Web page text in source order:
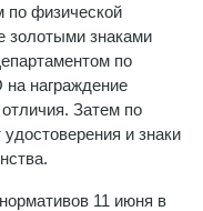
по физической
золотыми знаками
по
награждение
Затем по
и знаки
11 июня в